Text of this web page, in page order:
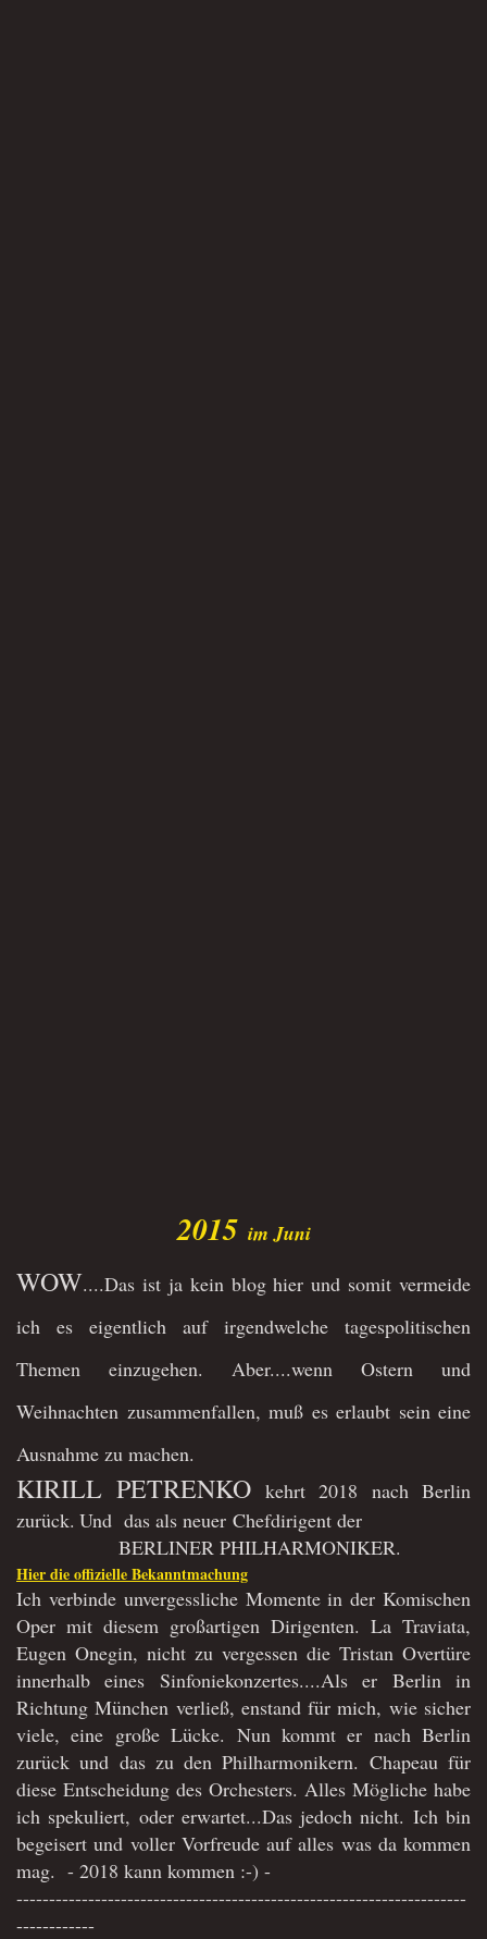
2015 im Juni
WOW....Das ist ja kein blog hier und somit vermeide
ich es eigentlich auf irgendwelche tagespolitischen
Themen einzugehen. Aber....wenn Ostern und
Weihnachten zusammenfallen, muß es erlaubt sein eine
Ausnahme zu machen.
KIRILL PETRENKO kehrt 2018 nach Berlin
zurück. Und das als neuer Chefdirigent der
BERLINER PHILHARMONIKER.
Hier die offizielle Bekanntmachung
Ich verbinde unvergessliche Momente in der Komischen
Oper mit diesem großartigen Dirigenten. La Traviata,
Eugen Onegin, nicht zu vergessen die Tristan Overtüre
innerhalb eines Sinfoniekonzertes....Als er Berlin in
Richtung München verließ, enstand für mich, wie sicher
viele, eine große Lücke. Nun kommt er nach Berlin
zurück und das zu den Philharmonikern. Chapeau für
diese Entscheidung des Orchesters. Alles Mögliche habe
ich spekuliert, oder erwartet...Das jedoch nicht. Ich bin
begeisert und voller Vorfreude auf alles was da kommen
mag. - 2018 kann kommen :-) -
---------------------------------------------------------------------
------------